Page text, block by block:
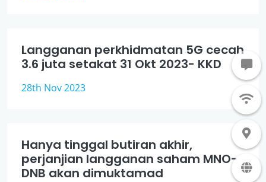
Langganan perkhidmatan 5G cecah
3.6 juta setakat 31 Okt 2023- KKD
28th Nov 2023
Hanya tinggal butiran akhir,
perjanjian langganan saham MNO-
DNB akan dimuktamad